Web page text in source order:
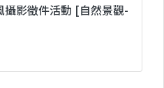
攝影徵件活動 [自然景觀-